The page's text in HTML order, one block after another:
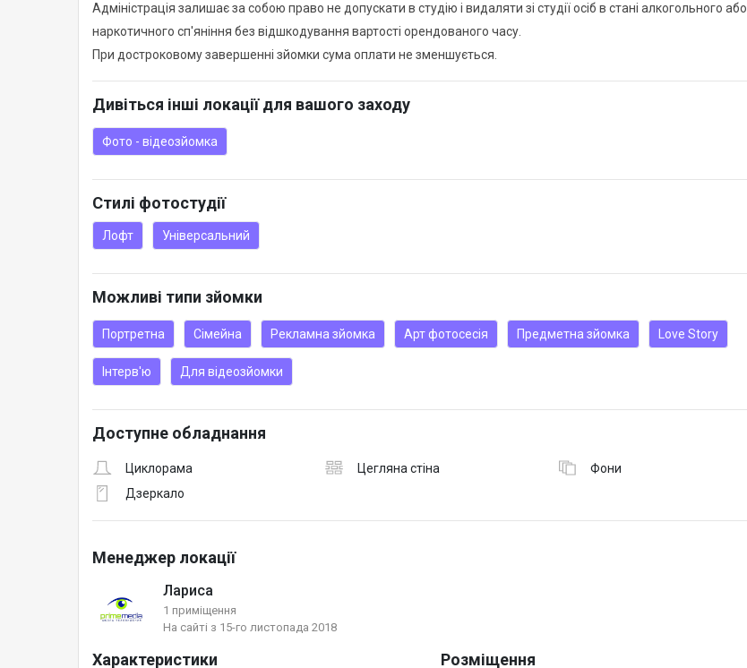
Адміністрація залишає за собою право не допускати в студію і видаляти зі студії осіб в стані алкогольного або
наркотичного сп'яніння без відшкодування вартості орендованого часу.
При достроковому завершенні зйомки сума оплати не зменшується.
Дивіться інші локації для вашого заходу
Фото - відеозйомка
Стилі фотостудії
Лофт Універсальний
Можливі типи зйомки
Портретна Сімейна Рекламна зйомка Арт фотосесія Предметна зйомка Love Story
Інтерв'ю Для відеозйомки
Доступне обладнання
Циклорама Цегляна стіна
Фони
Дзеркало
Менеджер локації
Лариса
1 приміщення
На сайті з 15-го листопада 2018
Характеристики Розміщення